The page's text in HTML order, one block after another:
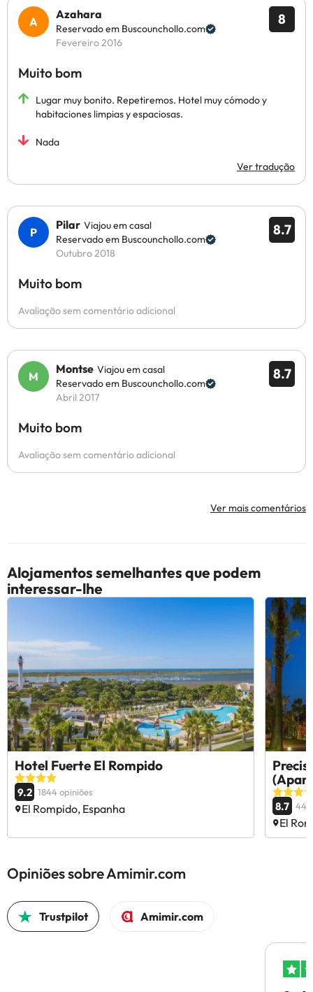
8
Azahara
Reservado em Buscounchollo.com
Fevereiro 2016
Muito bom
Lugar muy bonito. Repetiremos. Hotel muy cómodo y
habitaciones limpias y espaciosas.
Nada
Ver tradução
8.7
Pilar Viajou em casal
Reservado em Buscounchollo.com
Outubro 2018
Muito bom
Avaliação sem comentário adicional
8.7
Montse Viajou em casal
Reservado em Buscounchollo.com
Abril 2017
Muito bom
Avaliação sem comentário adicional
Ver mais comentários
Alojamentos semelhantes que podem
interessar-lhe
Hotel Fuerte El Rompido
9.2 1844 opiniões
El Rompido, Espanha 8.7
El
Opiniões sobre Amimir.com
Trustpilot Amimir.com